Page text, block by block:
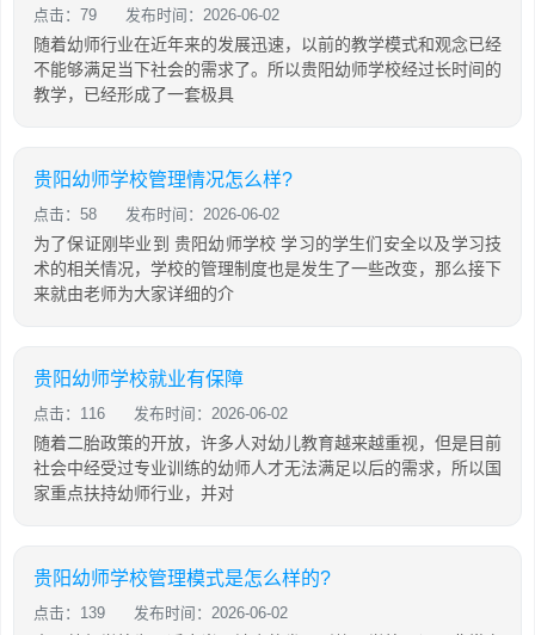
点击：79 发布时间：2026-06-02
随着幼师行业在近年来的发展迅速，以前的教学模式和观念已经
不能够满足当下社会的需求了。所以贵阳幼师学校经过长时间的
教学，已经形成了一套极具
贵阳幼师学校管理情况怎么样?
点击：58 发布时间：2026-06-02
为了保证刚毕业到 贵阳幼师学校 学习的学生们安全以及学习技
术的相关情况，学校的管理制度也是发生了一些改变，那么接下
来就由老师为大家详细的介
贵阳幼师学校就业有保障
点击：116 发布时间：2026-06-02
随着二胎政策的开放，许多人对幼儿教育越来越重视，但是目前
社会中经受过专业训练的幼师人才无法满足以后的需求，所以国
家重点扶持幼师行业，并对
贵阳幼师学校管理模式是怎么样的?
点击：139 发布时间：2026-06-02